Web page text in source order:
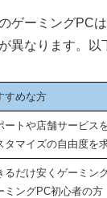
ゲーミングPC
異なります。以
すめな方
ートや店舗サービス
タマイズの自由度を
るだけ安くゲーミン
ミングPC初心者の方